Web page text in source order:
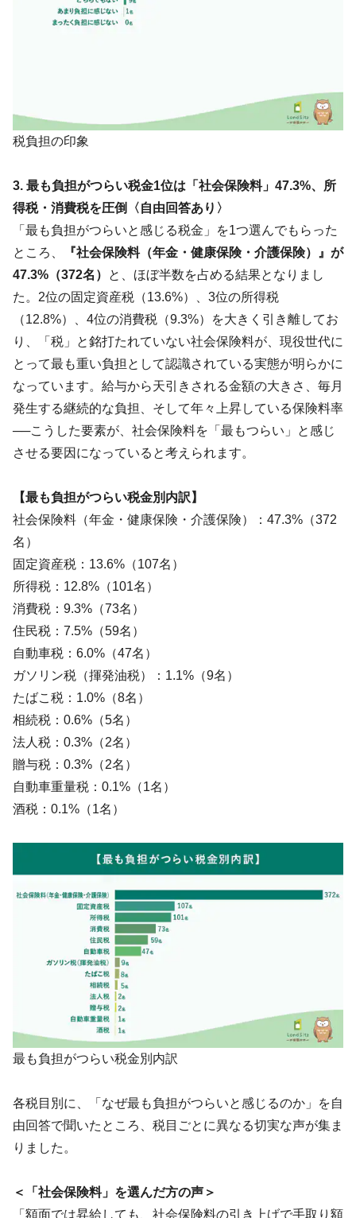
税負担の印象
3. 最も負担がつらい税金1位は「社会保険料」47.3%、所
得税・消費税を圧倒〈自由回答あり〉
「最も負担がつらいと感じる税金」を1つ選んでもらった
ところ、
『社会保険料（年金・健康保険・介護保険）』が
47.3%（372名）
と、ほぼ半数を占める結果となりまし
た。2位の固定資産税（13.6%）、3位の所得税
（12.8%）、4位の消費税（9.3%）を大きく引き離してお
り、「税」と銘打たれていない社会保険料が、現役世代に
とって最も重い負担として認識されている実態が明らかに
なっています。給与から天引きされる金額の大きさ、毎月
発生する継続的な負担、そして年々上昇している保険料率
──こうした要素が、社会保険料を「最もつらい」と感じ
させる要因になっていると考えられます。
【最も負担がつらい税金別内訳】
社会保険料（年金・健康保険・介護保険）：47.3%（372
名）
固定資産税：13.6%（107名）
所得税：12.8%（101名）
消費税：9.3%（73名）
住民税：7.5%（59名）
自動車税：6.0%（47名）
ガソリン税（揮発油税）：1.1%（9名）
たばこ税：1.0%（8名）
相続税：0.6%（5名）
法人税：0.3%（2名）
贈与税：0.3%（2名）
自動車重量税：0.1%（1名）
酒税：0.1%（1名）
最も負担がつらい税金別内訳
各税目別に、「なぜ最も負担がつらいと感じるのか」を自
由回答で聞いたところ、税目ごとに異なる切実な声が集ま
りました。
＜「社会保険料」を選んだ方の声＞
「額面では昇給しても、社会保険料の引き上げで手取り額